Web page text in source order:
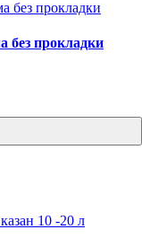
без прокладки